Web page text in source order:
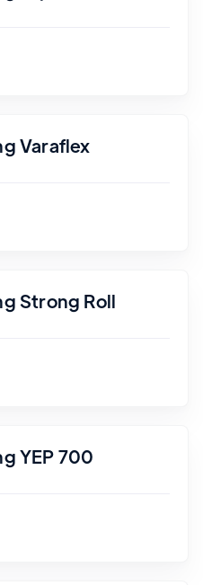
Varaflex
Strong Roll
YEP 700